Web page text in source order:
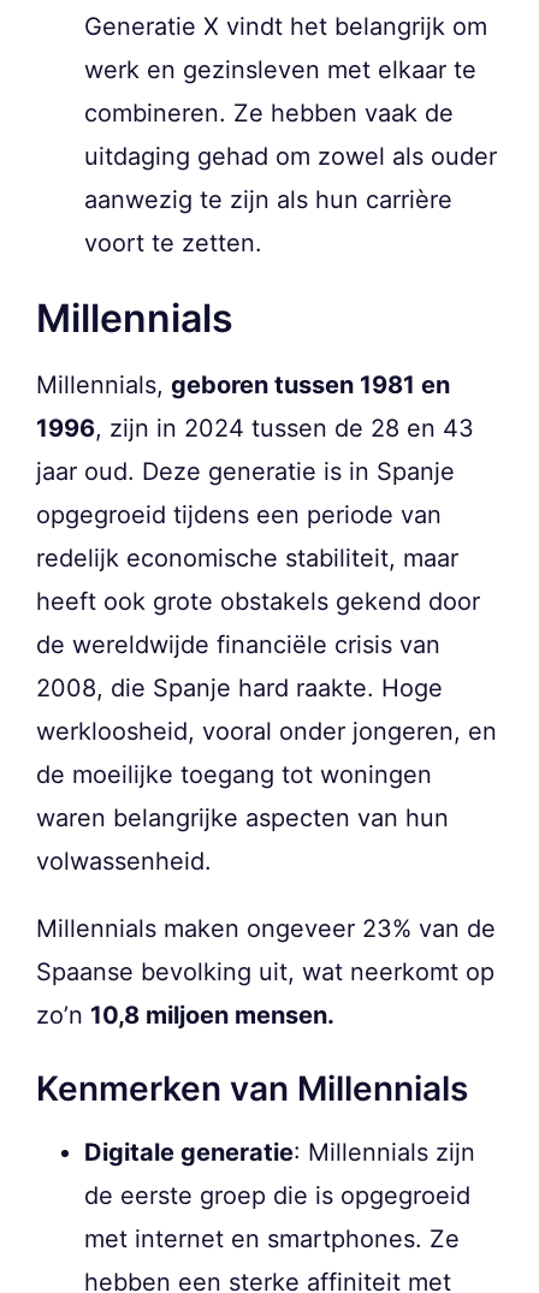
Generatie X vindt het belangrijk om
werk en gezinsleven met elkaar te
combineren. Ze hebben vaak de
uitdaging gehad om zowel als ouder
aanwezig te zijn als hun carrière
voort te zetten.
Millennials
Millennials, geboren tussen 1981 en
1996, zijn in 2024 tussen de 28 en 43
jaar oud. Deze generatie is in Spanje
opgegroeid tijdens een periode van
redelijk economische stabiliteit, maar
heeft ook grote obstakels gekend door
de wereldwijde financiële crisis van
2008, die Spanje hard raakte. Hoge
werkloosheid, vooral onder jongeren, en
de moeilijke toegang tot woningen
waren belangrijke aspecten van hun
volwassenheid.
Millennials maken ongeveer 23% van de
Spaanse bevolking uit, wat neerkomt op
zo’n 10,8 miljoen mensen.
Kenmerken van Millennials
Digitale generatie: Millennials zijn
de eerste groep die is opgegroeid
met internet en smartphones. Ze
hebben een sterke affiniteit met